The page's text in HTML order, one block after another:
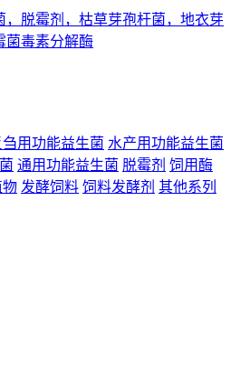
刍用功能益生菌 水产用功能益生菌
通用功能益生菌 脱霉剂 饲用酶
物 发酵饲料 饲料发酵剂 其他系列